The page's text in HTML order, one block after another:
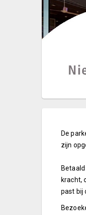
De
zijn
kracht,
past bij